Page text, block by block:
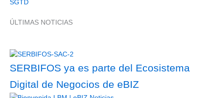
SGTD
ÚLTIMAS NOTICIAS
SERBIFOS ya es parte del Ecosistema
Digital de Negocios de eBIZ